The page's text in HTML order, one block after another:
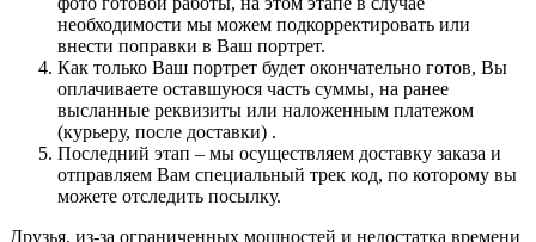
необходимости мы можем подкорректировать или
внести поправки в Ваш портрет.
Как только Ваш портрет будет окончательно готов, Вы
оплачиваете оставшуюся часть суммы, на ранее
высланные реквизиты или наложенным платежом
(курьеру, после доставки) .
Последний этап – мы осуществляем доставку заказа и
отправляем Вам специальный трек код, по которому вы
можете отследить посылку.
Друзья, из-за ограниченных мощностей и недостатка времени